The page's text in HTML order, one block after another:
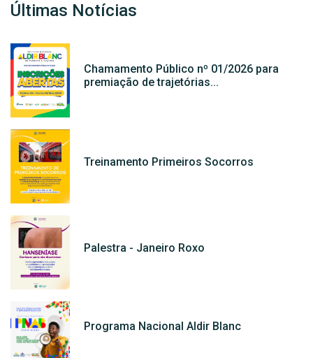
Últimas Notícias
Chamamento Público nº 01/2026 para
premiação de trajetórias...
Treinamento Primeiros Socorros
Palestra - Janeiro Roxo
Programa Nacional Aldir Blanc